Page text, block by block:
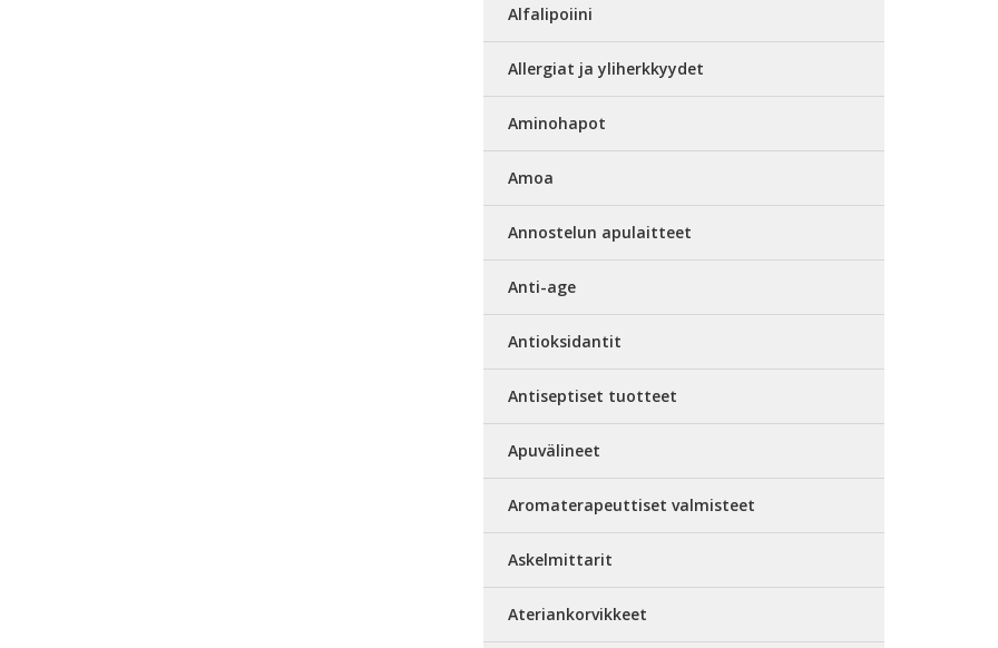
Alfalipoiini
Allergiat ja yliherkkyydet
Aminohapot
Amoa
Annostelun apulaitteet
Anti-age
Antioksidantit
Antiseptiset tuotteet
Apuvälineet
Aromaterapeuttiset valmisteet
Askelmittarit
Ateriankorvikkeet